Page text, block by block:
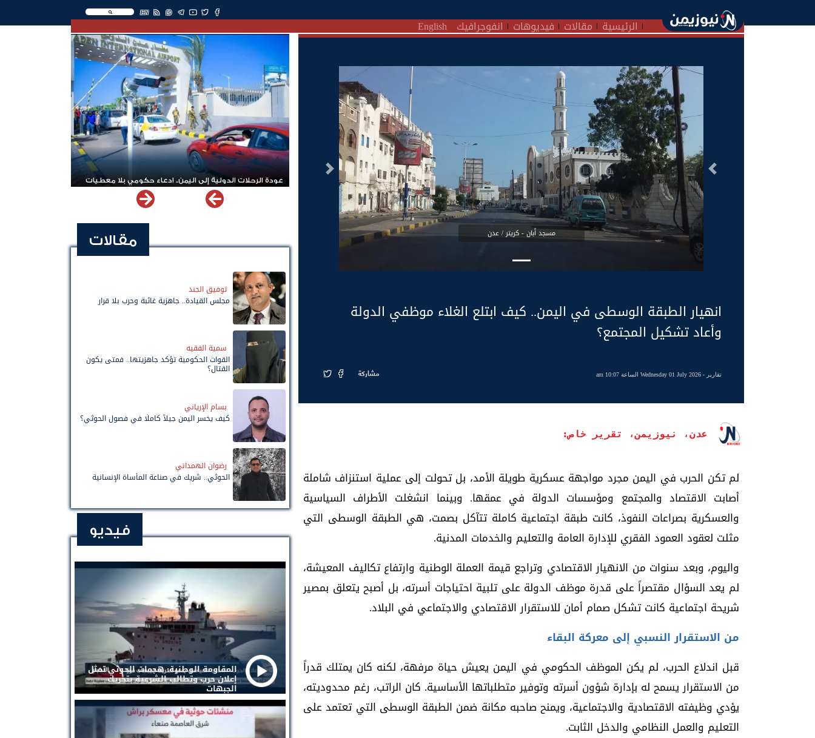
EN
الرئيسية مقالات فيديوهات انفوجرافيك English
مسجد أبان - كريتر / عدن
السابق التالى
انهيار الطبقة الوسطى في اليمن.. كيف ابتلع الغلاء موظفي الدولة
وأعاد تشكيل المجتمع؟
تقارير - Wednesday 01 July 2026 الساعة 10:07 am مشاركة
عدن، نيوزيمن، تقرير خاص:
لم تكن الحرب في اليمن مجرد مواجهة عسكرية طويلة الأمد، بل تحولت إلى عملية استنزاف شاملة
أصابت الاقتصاد والمجتمع ومؤسسات الدولة في عمقها. وبينما انشغلت الأطراف السياسية
والعسكرية بصراعات النفوذ، كانت طبقة اجتماعية كاملة تتآكل بصمت، هي الطبقة الوسطى التي
مثلت لعقود العمود الفقري للإدارة العامة والتعليم والخدمات المدنية.
واليوم، وبعد سنوات من الانهيار الاقتصادي وتراجع قيمة العملة الوطنية وارتفاع تكاليف المعيشة،
لم يعد السؤال مقتصراً على قدرة موظف الدولة على تلبية احتياجات أسرته، بل أصبح يتعلق بمصير
شريحة اجتماعية كانت تشكل صمام أمان للاستقرار الاقتصادي والاجتماعي في البلاد.
من الاستقرار النسبي إلى معركة البقاء
قبل اندلاع الحرب، لم يكن الموظف الحكومي في اليمن يعيش حياة مرفهة، لكنه كان يمتلك قدراً
من الاستقرار يسمح له بإدارة شؤون أسرته وتوفير متطلباتها الأساسية. كان الراتب، رغم محدوديته،
يؤدي وظيفته الاقتصادية والاجتماعية، ويمنح صاحبه مكانة ضمن الطبقة الوسطى التي تعتمد على
التعليم والعمل النظامي والدخل الثابت.
عودة الرحلات الدولية إلى اليمن.. ادعاء حكومي بلا معطيات
مقالات
توفيق الجند
مجلس القيادة.. جاهزية غائبة وحرب بلا قرار
سمية الفقيه
القوات الحكومية تؤكد جاهزيتها.. فمتى يكون
القتال؟
بسام الإرياني
كيف يخسر اليمن جيلاً كاملًا في فصول الحوثي؟
رضوان الهمداني
الحوثي.. شريك في صناعة المأساة الإنسانية
فيديو
المقاومة الوطنية: هجمات الحوثي تمثل
إعلان حرب وتطالب الشرعية بتحريك
الجبهات